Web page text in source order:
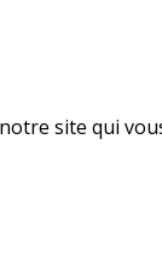
site qui